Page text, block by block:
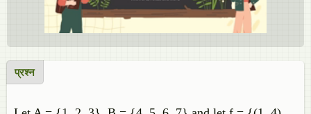
प्रश्न